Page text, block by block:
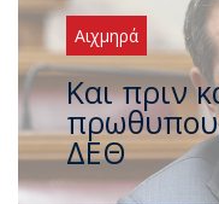
Αιχμηρά
Έρχεται
ζέστης με
– Ο